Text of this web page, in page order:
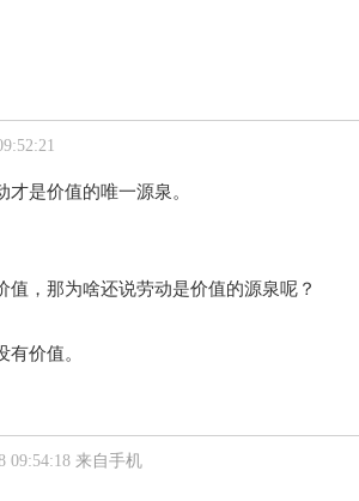
是价值的唯一源泉。
值，那为啥还说劳动是价值的源泉呢？
价值。
09:54:18 来自手机